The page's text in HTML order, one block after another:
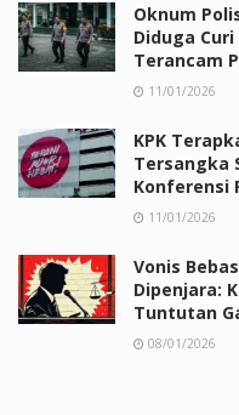
Oknum
Diduga
Terancam
11/01/2026
KPK
Tersangka
Konferensi
11/01/2026
Vonis
Dipenjara:
Tuntutan
08/01/2026